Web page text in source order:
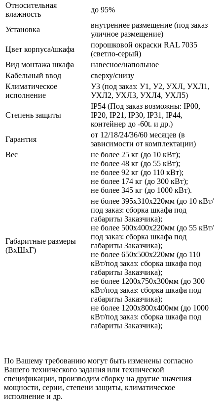
Относительная
влажность
до 95%
Установка
внутреннее размещение (под заказ
уличное размещение)
Цвет корпуса/шкафа
порошковой окраски RAL 7035
(светло-серый)
Вид монтажа шкафа
навесное/напольное
Кабельный ввод
сверху/снизу
Климатическое
исполнение
У3 (под заказ: У1, У2, УХЛ, УХЛ1,
УХЛ2, УХЛ3, УХЛ4, УХЛ5)
Степень защиты
IP54 (Под заказ возможны: IP00,
IP20, IP21, IP30, IP31, IP44,
контейнер до -60t. и др.)
Гарантия
от 12/18/24/36/60 месяцев (в
зависимости от комплектации)
Вес
не более 25 кг (до 10 кВт);
не более 48 кг (до 55 кВт);
не более 92 кг (до 110 кВт);
не более 174 кг (до 300 кВт);
не более 345 кг (до 1000 кВт).
Габаритные размеры
(ВхШхГ)
не более 395х310х220мм (до 10 кВт/
под заказ: сборка шкафа под
габариты Заказчика);
не более 500х400х220мм (до 55 кВт/
под заказ: сборка шкафа под
габариты Заказчика);
не более 650х500х220мм (до 110
кВт/под заказ: сборка шкафа под
габариты Заказчика);
не более 1200х750х300мм (до 300
кВт/под заказ: сборка шкафа под
габариты Заказчика);
не более 1200х800х400мм (до 1000
кВт/под заказ: сборка шкафа под
габариты Заказчика);
По Вашему требованию могут быть изменены согласно
Вашего технического задания или технической
спецификации, производим сборку на другие значения
мощности, серии, степени защиты, климатическое
исполнение и др.